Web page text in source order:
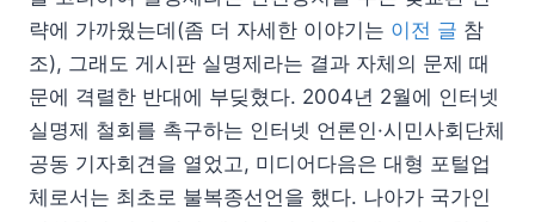
략에 가까웠는데(좀 더 자세한 이야기는 이전 글 참
조), 그래도 게시판 실명제라는 결과 자체의 문제 때
문에 격렬한 반대에 부딪혔다. 2004년 2월에 인터넷
실명제 철회를 촉구하는 인터넷 언론인·시민사회단체
공동 기자회견을 열었고, 미디어다음은 대형 포털업
체로서는 최초로 불복종선언을 했다. 나아가 국가인